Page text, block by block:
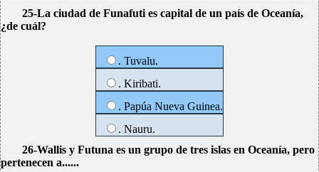
25-La ciudad de Funafuti es capital de un país de Oceanía,
¿de cuál?
. Tuvalu.
. Kiribati.
. Papúa Nueva Guinea.
. Nauru.
26-Wallis y Futuna es un grupo de tres islas en Oceanía, pero
pertenecen a......